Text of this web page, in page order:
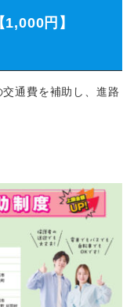
円】
通費を補助し、進路